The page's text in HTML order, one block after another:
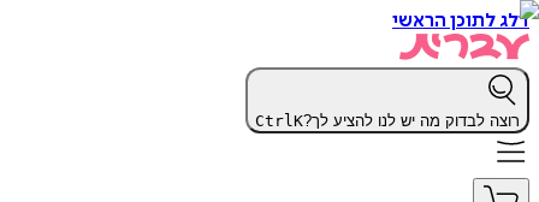
דלג לתוכן הראשי
רוצה לבדוק מה יש לנו להציע לך? CtrlK